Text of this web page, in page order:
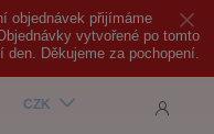
objednávek přijímáme
vytvořené po tomto
Děkujeme za pochopení.
CZK